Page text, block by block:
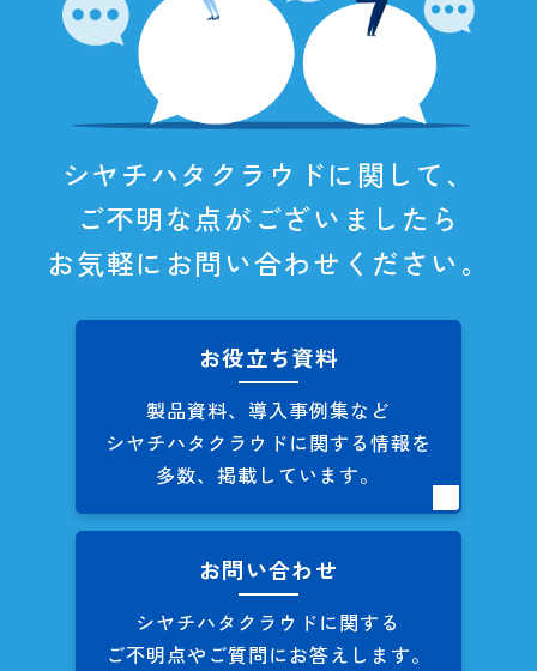
シヤチハタクラウドに関して、
ご不明な点がございましたら
お気軽にお問い合わせください。
お役立ち資料
製品資料、導入事例集など
シヤチハタクラウドに関する情報を
多数、掲載しています。
お問い合わせ
シヤチハタクラウドに関する
ご不明点やご質問にお答えします。